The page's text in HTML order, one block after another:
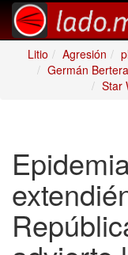
Litio
Agresión
Germán
Star